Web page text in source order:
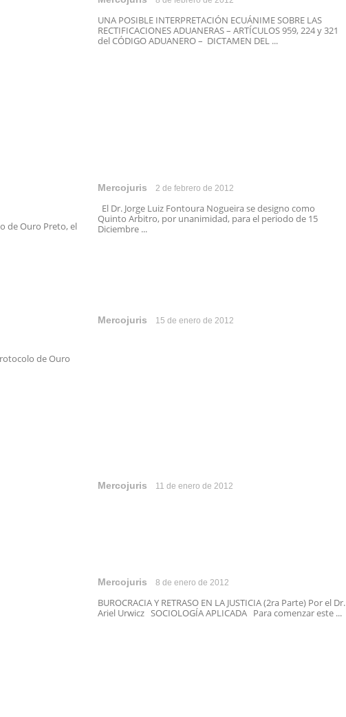
UNA POSIBLE INTERPRETACIÓN ECUÁNIME SOBRE LAS
RECTIFICACIONES ADUANERAS – ARTÍCULOS 959, 224 y 321
del CÓDIGO ADUANERO – DICTAMEN DEL ...
de Ouro Preto, el
Mercojuris 2 de febrero de 2012
El Dr. Jorge Luiz Fontoura Nogueira se designo como
Quinto Arbitro, por unanimidad, para el periodo de 15
Diciembre ...
de Ouro
Mercojuris 15 de enero de 2012
Mercojuris 11 de enero de 2012
Mercojuris 8 de enero de 2012
BUROCRACIA Y RETRASO EN LA JUSTICIA (2ra Parte) Por el Dr.
Ariel Urwicz SOCIOLOGÍA APLICADA Para comenzar este ...